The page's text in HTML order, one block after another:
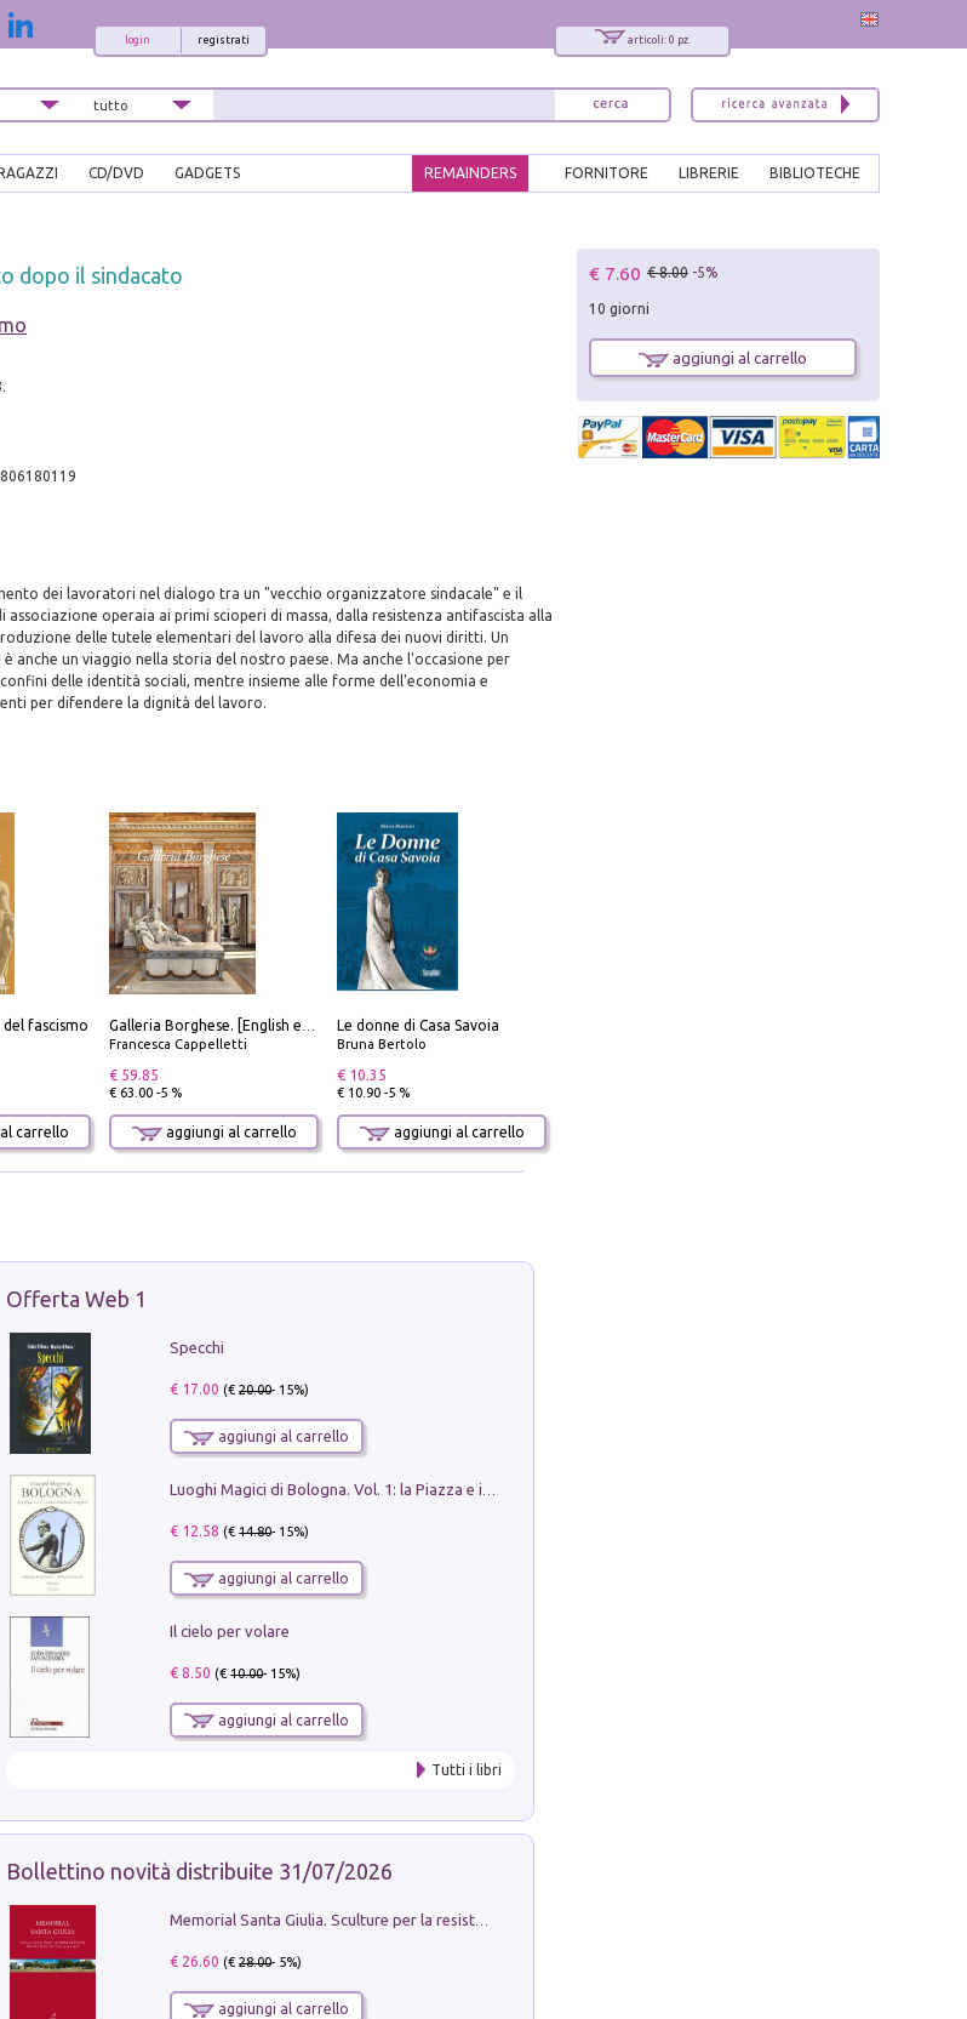
articoli: 0 pz.
registrati
login
CD/DVD GADGETS BIBLIOTECHE
LIBRERIE
FORNITORE
REMAINDERS
dopo il sindacato
dei lavoratori nel dialogo tra un "vecchio organizzatore sindacale" e il
associazione operaia ai primi scioperi di massa, dalla resistenza antifascista alla
delle tutele elementari del lavoro alla difesa dei nuovi diritti. Un
anche un viaggio nella storia del nostro paese. Ma anche l'occasione per
delle identità sociali, mentre insieme alle forme dell'economia e
per difendere la dignità del lavoro.
fascismo
carrello
Francesca Cappelletti
€ 59.85
€ 63.00 -5 %
aggiungi al carrello
Le donne di Casa Savoia
Bruna Bertolo
€ 10.35
€ 10.90 -5 %
aggiungi al carrello
Offerta Web 1
Specchi
€ 17.00 (€20.00- 15%)
aggiungi al carrello
€ 12.58 (€14.80- 15%)
aggiungi al carrello
Il cielo per volare
€ 8.50 (€10.00- 15%)
aggiungi al carrello
Tutti i libri
Bollettino novità distribuite 31/07/2026
€ 26.60 (€28.00- 5%)
aggiungi al carrello
€ 7.60 € 8.00 -5%
10 giorni
aggiungi al carrello
x
Interessato ai nostri libri?
Sarai informato delle nostre novità, potrai
comunque cancellarti quando desideri.
modulo di iscrizione